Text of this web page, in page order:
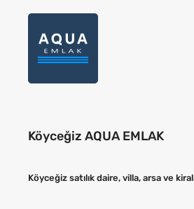
Köyceğiz AQUA EMLAK
Köyceğiz satılık daire, villa, arsa ve